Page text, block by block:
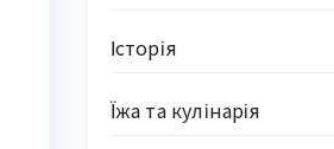
Історія
Їжа та кулінарія